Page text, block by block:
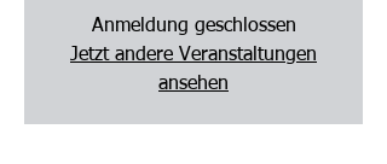
Anmeldung geschlossen
Jetzt andere Veranstaltungen
ansehen